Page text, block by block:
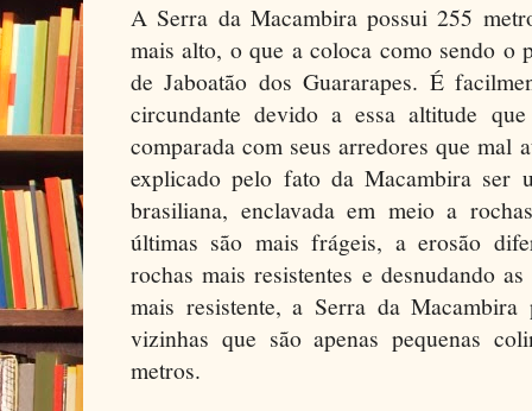
A Serra da Macambira possui 255
mais alto, o que a coloca como sendo o
de Jaboatão dos Guararapes. É
circundante devido a essa altitude
comparada com seus arredores que mal
explicado pelo fato da Macambira ser
brasiliana, enclavada em meio a
últimas são mais frágeis, a erosão
rochas mais resistentes e desnudando
mais resistente, a Serra da Macambira
vizinhas que são apenas pequenas
metros.